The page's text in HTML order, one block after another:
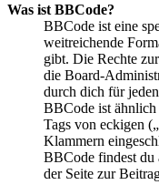
Was ist BBCode?
BBCode ist eine
weitreichende
gibt. Die Rechte
die Board-
durch dich für
BBCode ist
Tags von eckigen
Klammern
BBCode findest du
der Seite zur